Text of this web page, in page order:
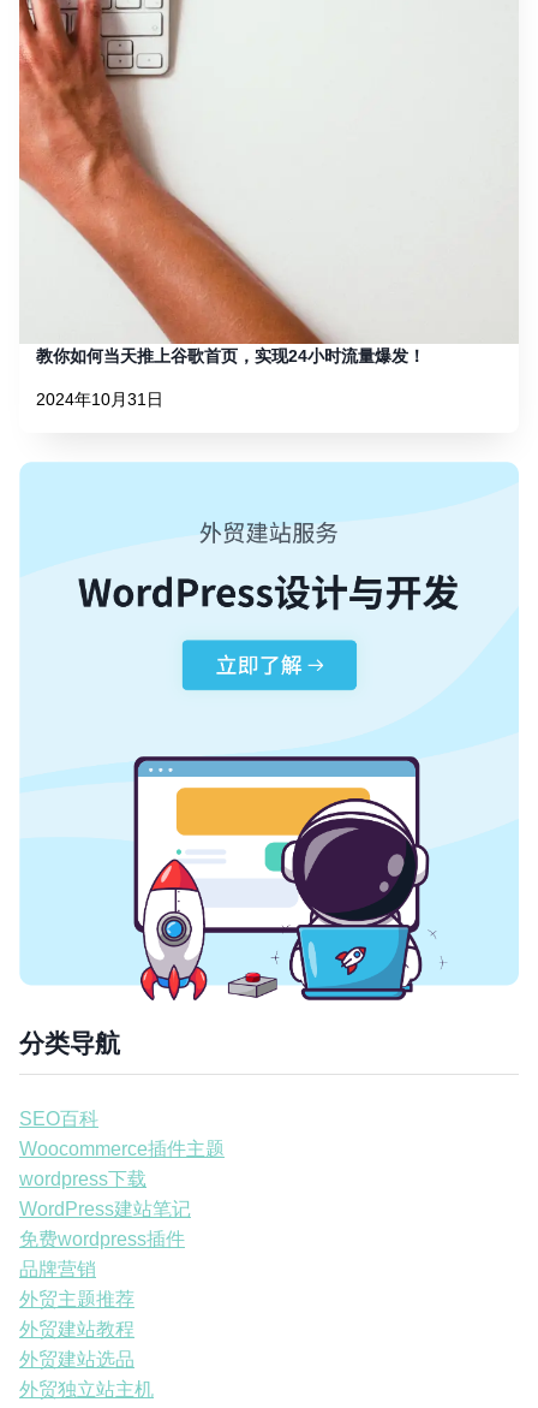
教你如何当天推上谷歌首页，实现24小时流量爆发！
2024年10月31日
分类导航
SEO百科
Woocommerce插件主题
wordpress下载
WordPress建站笔记
免费wordpress插件
品牌营销
外贸主题推荐
外贸建站教程
外贸建站选品
外贸独立站主机